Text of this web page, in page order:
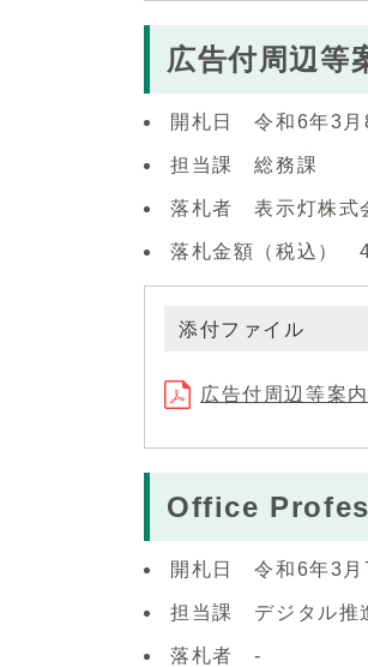
広告付周辺等
開札日 令和6年3月
担当課 総務課
落札者 表示灯株式
落札金額（税込）
添付ファイル
広告付周辺等案
Office
開札日 令和6年3月
担当課 デジタル推
落札者 -